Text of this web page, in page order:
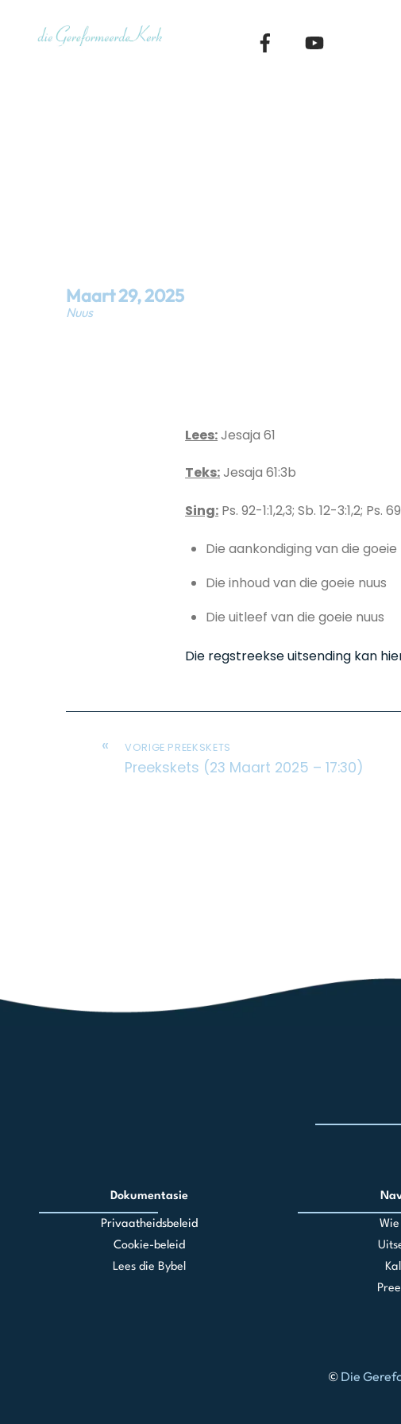
Maart29,2025
Nuus
Lees:Jesaja 61
Teks:Jesaja 61:3b
Sing: Ps. 92-1:1,2,3; Sb. 12-3:1,2; Ps.
Die aankondiging van die goeie
Die inhoud van die goeie nuus
Die uitleef van die goeie nuus
Die regstreekse uitsending kan
« VORIGE PREEKSKETS
Preekskets (23 Maart 2025 – 17:30)
Dokumentasie
Privaatheidsbeleid
Cookie-beleid
Lees die Bybel
Wie
© Die